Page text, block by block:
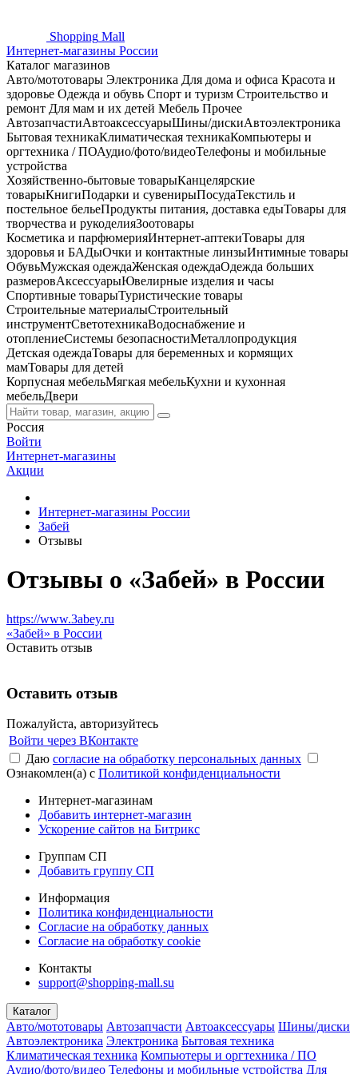
Shopping Mall
Интернет-магазины России
Каталог магазинов
Авто/мототовары Электроника Для дома и офиса Красота и
здоровье Одежда и обувь Спорт и туризм Строительство и
ремонт Для мам и их детей Мебель Прочее
АвтозапчастиАвтоаксессуарыШины/дискиАвтоэлектроника
Бытовая техникаКлиматическая техникаКомпьютеры и
оргтехника / ПОАудио/фото/видеоТелефоны и мобильные
устройства
Хозяйственно-бытовые товарыКанцелярские
товарыКнигиПодарки и сувенирыПосудаТекстиль и
постельное бельеПродукты питания, доставка едыТовары для
творчества и рукоделияЗоотовары
Косметика и парфюмерияИнтернет-аптекиТовары для
здоровья и БАДыОчки и контактные линзыИнтимные товары
ОбувьМужская одеждаЖенская одеждаОдежда больших
размеровАксессуарыЮвелирные изделия и часы
Спортивные товарыТуристические товары
Строительные материалыСтроительный
инструментСветотехникаВодоснабжение и
отоплениеСистемы безопасностиМеталлопродукция
Детская одеждаТовары для беременных и кормящих
мамТовары для детей
Корпусная мебельМягкая мебельКухни и кухонная
мебельДвери
Россия
Войти
Интернет-магазины
Акции
Интернет-магазины России
Забей
Отзывы
Отзывы о «Забей» в России
https://www.3abey.ru
«Забей» в России
Оставить отзыв
Оставить отзыв
Пожалуйста, авторизуйтесь
Войти через ВКонтакте
Даю согласие на обработку персональных данных
Ознакомлен(а) с Политикой конфиденциальности
Интернет-магазинам
Добавить интернет-магазин
Ускорение сайтов на Битрикс
Группам СП
Добавить группу СП
Информация
Политика конфиденциальности
Согласие на обработку данных
Согласие на обработку cookie
Контакты
support@shopping-mall.su
Каталог
Авто/мототовары Автозапчасти Автоаксессуары Шины/диски
Автоэлектроника Электроника Бытовая техника
Климатическая техника Компьютеры и оргтехника / ПО
Аудио/фото/видео Телефоны и мобильные устройства Для